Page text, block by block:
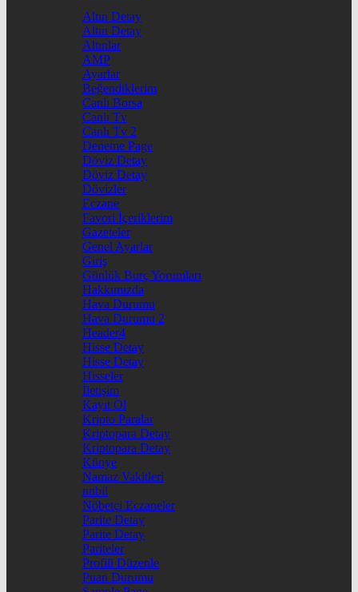
Altın Detay
Altın Detay
Altınlar
AMP
Ayarlar
Beğendiklerim
Canlı Borsa
Canlı Tv
Canlı Tv 2
Deneme Page
Döviz Detay
Döviz Detay
Dövizler
Eczane
Favori İçeriklerim
Gazeteler
Genel Ayarlar
Giriş
Günlük Burç Yorumları
Hakkımızda
Hava Durumu
Hava Durumu 2
Header4
Hisse Detay
Hisse Detay
Hisseler
İletişim
Kayıt Ol
Kripto Paralar
Kriptopara Detay
Kriptopara Detay
Künye
Namaz Vakitleri
nnbil
Nöbetçi Eczaneler
Parite Detay
Parite Detay
Pariteler
Profili Düzenle
Puan Durumu